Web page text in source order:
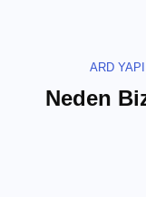
ARD
Neden